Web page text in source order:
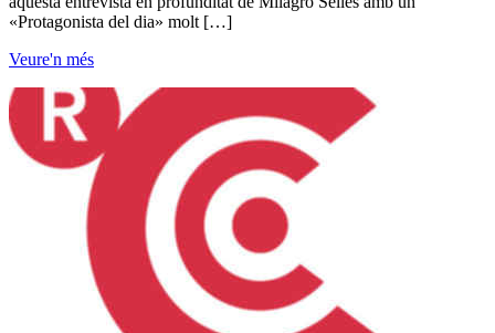
«Protagonista del dia» molt […]
Veure'n més